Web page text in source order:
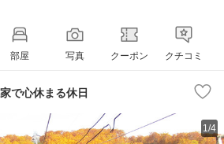
部屋 写真 クーポン クチコミ
で心休まる休日
1/4